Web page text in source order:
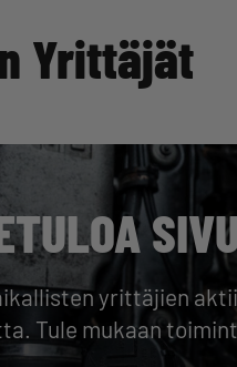
Yrittäjät
yrittäjien
Tule mukaan